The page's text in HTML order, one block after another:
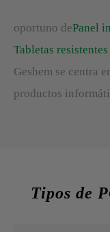
oportuno dePanel
Tabletas
Geshem se centra
productos
Tipos de